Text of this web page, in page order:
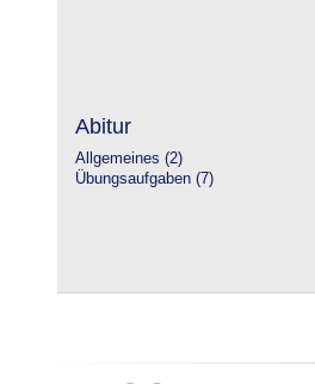
Abitur
Allgemeines (2)
Übungsaufgaben (7)